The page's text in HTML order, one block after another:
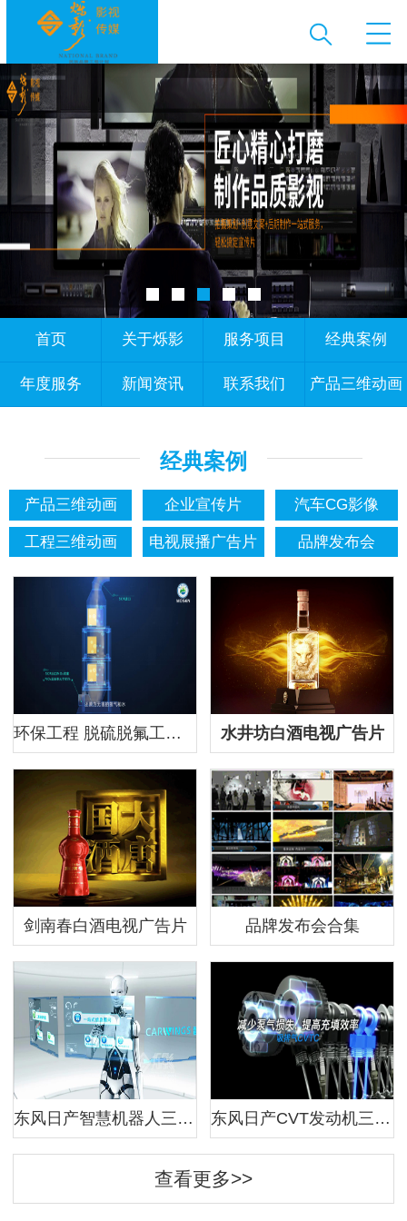
首页 关于烁影 服务项目 经典案例
年度服务 新闻资讯 联系我们 产品三维动画
经典案例
产品三维动画 企业宣传片 汽车CG影像
工程三维动画 电视展播广告片 品牌发布会
环保工程 脱硫脱氟工艺演示三维动画制作 水井坊白酒电视广告片
剑南春白酒电视广告片 品牌发布会合集
东风日产智慧机器人三维动画制作 东风日产CVT发动机三维动画制作
查看更多>>